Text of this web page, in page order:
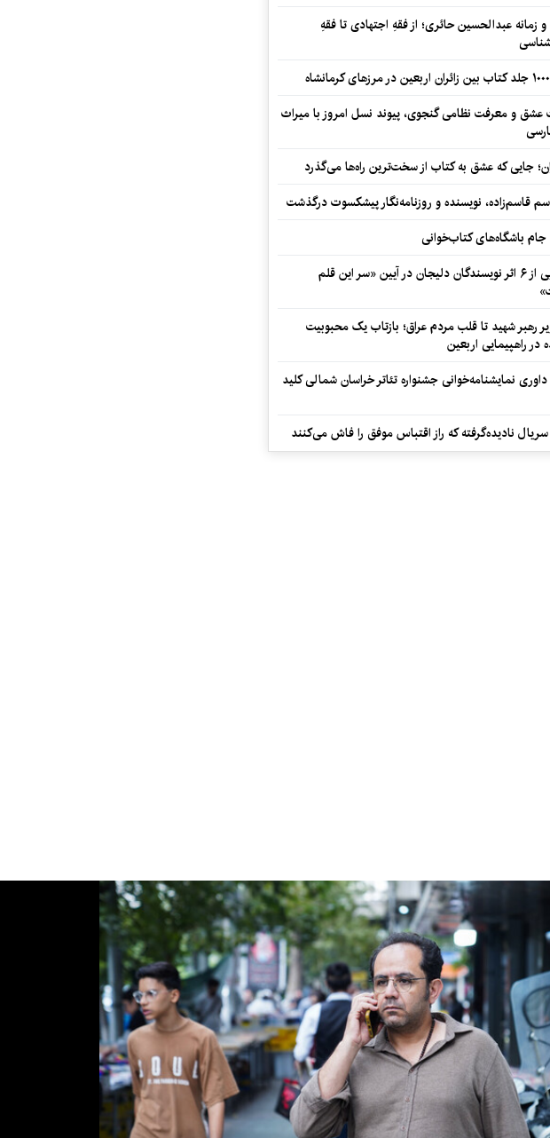
زمانه عبدالحسین حائری؛ از فقهِ اجتهادی تا فقهِ
عشق و معرفت نظامی گنجوی، پیوند نسل امروز با میراث
جایی که عشق به کتاب از سخت‌ترین راه‌ها می‌گذرد
قاسم‌زاده، نویسنده و روزنامه‌نگار پیشکسوت درگذشت
جام باشگاه‌های کتاب‌خوانی
رونمایی از ۶ اثر نویسندگان دلیجان در آیین «سر این قلم
رهبر شهید تا قلب مردم عراق؛ بازتاب یک محبوبیت
در راهپیمایی اربعین
نمایشنامه‌خوانی جشنواره تئاتر خراسان شمالی کلید
نادیده‌گرفته که راز اقتباس موفق را فاش می‌کنند